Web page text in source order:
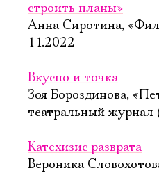
строить планы»
Анна Сиротина,
11.2022
Вкусно и точка
Зоя Бороздинова,
театральный журнал
Катехизис разврата
Вероника